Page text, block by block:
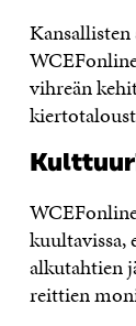
vihreän
kuultavissa,
alkutahtien
reittien